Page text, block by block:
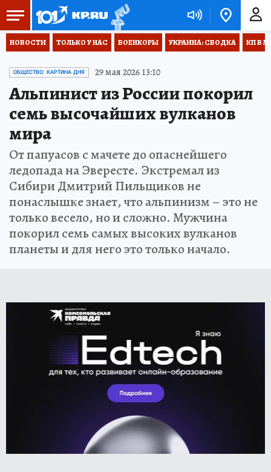
НОВОСТИ ТОЛЬКО У НАС ВОЕНКОРЫ УКРАИНА: СВОДКА КП В
ОБЩЕСТВО: КАРТИНА ДНЯ 29 мая 2026 13:10
Альпинист из России покорил
семь высочайших вулканов
мира
От папуасов с мачете до опаснейшего
ледопада на Эвересте. Экстремал из
Сибири Дмитрий Пильщиков не
понаслышке знает, что альпинизм – это не
только весело, но и сложно. Мужчина
покорил семь самых высоких вулканов
планеты и для него это только начало.